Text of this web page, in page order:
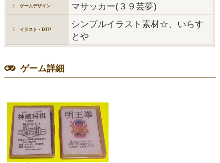
ゲームデザイン マサッカー(３９芸夢)
イラスト・DTP
シンプルイラスト素材☆、いらす
とや
ゲーム詳細